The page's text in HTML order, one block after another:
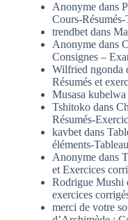
Anonyme dans
Cours-
trendbet dans
Anonyme dans
Consignes –
Wilfried ngonda
Résumés et
Musasa kubelwa
Tshitoko dans
Résumés-
kavbet dans
éléments-
Anonyme dans
et Exercices
Rodrigue Mushi
exercices
merci de votre